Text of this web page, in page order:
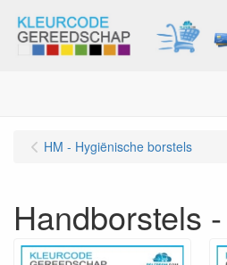
HM - Hygiënische borstels
Handborstels